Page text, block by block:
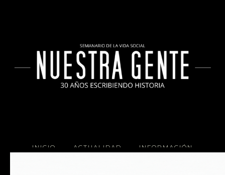
INICIO ACTUALIDAD INFORMACIÓN